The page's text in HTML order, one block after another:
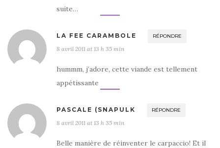
suite…
LA FEE CARAMBOLE RÉPONDRE
8 avril 2011 at 13 h 35 min
hummm, j’adore, cette viande est tellement
appétissante
PASCALE (SNAPULK RÉPONDRE
8 avril 2011 at 13 h 35 min
Belle manière de réinventer le carpaccio! Et il